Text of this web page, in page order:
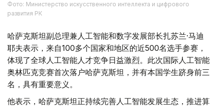
Фото: Министерство искусственного интеллекта и цифрового
развития РК
哈萨克斯坦副总理兼人工智能和数字发展部长扎苏兰·马迪
耶夫表示，来自100多个国家和地区的近500名选手参赛，
体现了全球人工智能人才竞争日益激烈。此次国际人工智能
奥林匹克竞赛首次落户哈萨克斯坦，并有本国学生跻身前三
名，具有重要意义。
他表示，哈萨克斯坦正持续完善人工智能发展生态，推进算